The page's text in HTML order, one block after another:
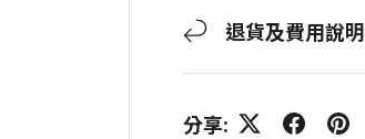
退貨及費用說明
分享: